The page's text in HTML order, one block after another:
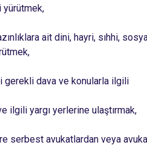
ait dini, hayri, sıhhi,
gerekli dava ve konularla ilgili
ilgili yargı yerlerine ulaştırmak,
serbest avukatlardan veya